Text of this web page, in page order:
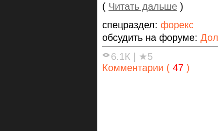
( Читать дальше )
спецраздел: форекс
обсудить на форуме:
6.1К
★5
Комментарии ( 47 )